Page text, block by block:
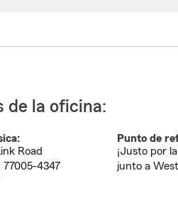
de la oficina:
Road
77005-4347
Punto de
¡Justo por
junto a